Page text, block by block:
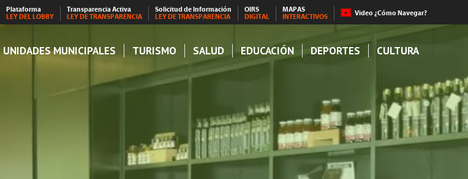
Plataforma
LEY DEL LOBBY
Transparencia Activa
LEY DE TRANSPARENCIA
Solicitud de Información
LEY DE TRANSPARENCIA
OIRS
DIGITAL
MAPAS
INTERACTIVOS
Video ¿Cómo Navegar?
UNIDADES MUNICIPALES TURISMO SALUD EDUCACIÓN DEPORTES CULTURA